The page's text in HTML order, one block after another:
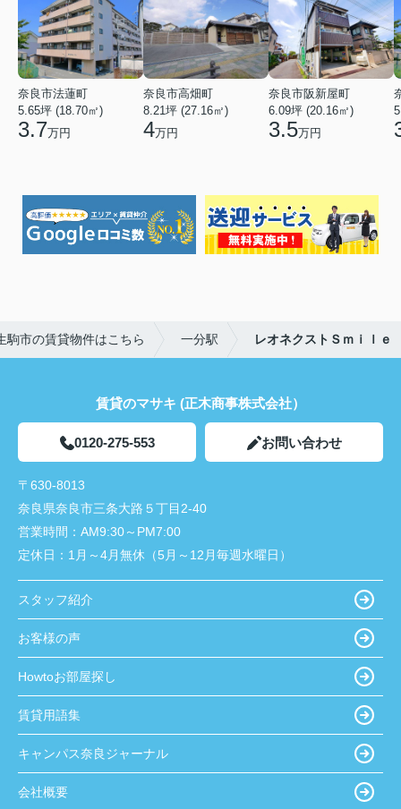
奈良市法蓮町
5.65坪 (18.70㎡)
3.7万円
奈良市高畑町
8.21坪 (27.16㎡)
4万円
奈良市阪新屋町
6.09坪 (20.16㎡)
3.5万円
駒市の賃貸物件はこちら 一分駅 レオネクストＳｍｉｌｅ
賃貸のマサキ (正木商事株式会社）
0120-275-553 お問い合わせ
〒630-8013
奈良県奈良市三条大路５丁目2-40
営業時間： AM9:30～PM7:00
定休日： 1月～4月無休（5月～12月毎週水曜日）
スタッフ紹介
お客様の声
Howtoお部屋探し
賃貸用語集
キャンパス奈良ジャーナル
会社概要